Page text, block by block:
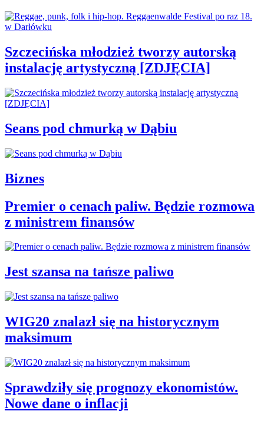
Szczecińska młodzież tworzy autorską
instalację artystyczną [ZDJĘCIA]
Seans pod chmurką w Dąbiu
Biznes
Premier o cenach paliw. Będzie rozmowa
z ministrem finansów
Jest szansa na tańsze paliwo
WIG20 znalazł się na historycznym
maksimum
Sprawdziły się prognozy ekonomistów.
Nowe dane o inflacji